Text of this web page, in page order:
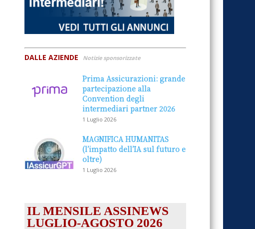
DALLE AZIENDE Notizie sponsorizzate
Prima Assicurazioni: grande
partecipazione alla
Convention degli
intermediari partner 2026
1 Luglio 2026
MAGNIFICA HUMANITAS
(l’impatto dell’IA sul futuro e
oltre)
1 Luglio 2026
IL MENSILE ASSINEWS
LUGLIO-AGOSTO 2026